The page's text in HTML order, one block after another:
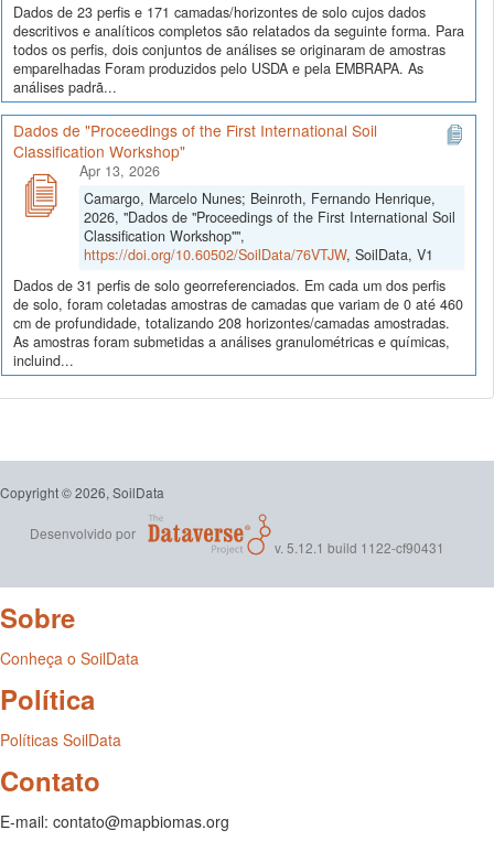
Dados de 23 perfis e 171 camadas/horizontes de solo cujos dados
descritivos e analíticos completos são relatados da seguinte forma. Para
todos os perfis, dois conjuntos de análises se originaram de amostras
emparelhadas Foram produzidos pelo USDA e pela EMBRAPA. As
análises padrã...
Dados de "Proceedings of the First International Soil
Classification Workshop"
Apr 13, 2026
Camargo, Marcelo Nunes; Beinroth, Fernando Henrique,
2026, "Dados de "Proceedings of the First International Soil
Classification Workshop"",
https://doi.org/10.60502/SoilData/76VTJW, SoilData, V1
Dados de 31 perfis de solo georreferenciados. Em cada um dos perfis
de solo, foram coletadas amostras de camadas que variam de 0 até 460
cm de profundidade, totalizando 208 horizontes/camadas amostradas.
As amostras foram submetidas a análises granulométricas e químicas,
incluind...
Copyright © 2026, SoilData
Desenvolvido por
v. 5.12.1 build 1122-cf90431
Sobre
Conheça o SoilData
Política
Políticas SoilData
Contato
E-mail: contato@mapbiomas.org